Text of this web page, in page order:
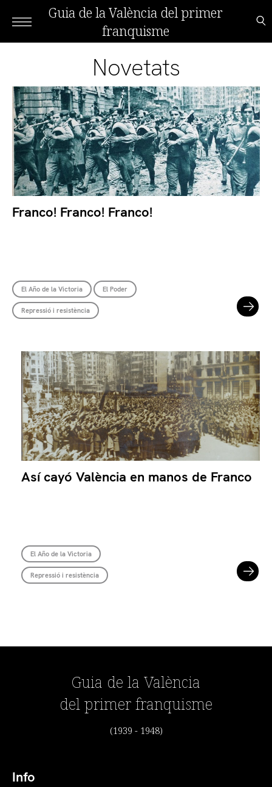
Guia de la València del primer
franquisme
Novetats
Franco! Franco! Franco!
El Año de la Victoria El Poder
Repressió i resistència
Así cayó València en manos de Franco
El Año de la Victoria
Repressió i resistència
Guia de la València
del primer franquisme
(1939 - 1948)
Info